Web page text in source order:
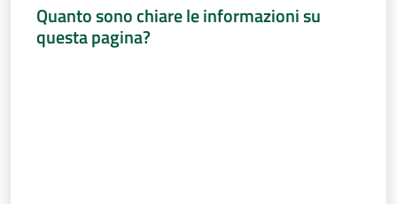
Attività
Quanto sono chiare le informazioni su
questa pagina?